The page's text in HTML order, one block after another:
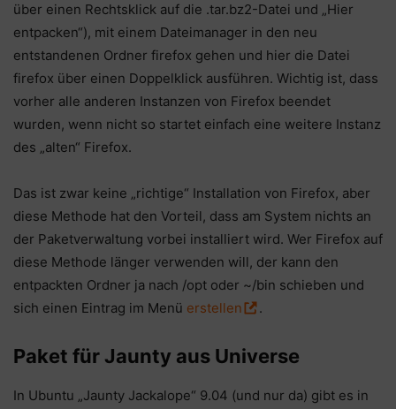
über einen Rechtsklick auf die .tar.bz2-Datei und „Hier
entpacken“), mit einem Dateimanager in den neu
entstandenen Ordner firefox gehen und hier die Datei
firefox über einen Doppelklick ausführen. Wichtig ist, dass
vorher alle anderen Instanzen von Firefox beendet
wurden, wenn nicht so startet einfach eine weitere Instanz
des „alten“ Firefox.
Das ist zwar keine „richtige“ Installation von Firefox, aber
diese Methode hat den Vorteil, dass am System nichts an
der Paketverwaltung vorbei installiert wird. Wer Firefox auf
diese Methode länger verwenden will, der kann den
entpackten Ordner ja nach /opt oder ~/bin schieben und
sich einen Eintrag im Menü erstellen .
Paket für Jaunty aus Universe
In Ubuntu „Jaunty Jackalope“ 9.04 (und nur da) gibt es in